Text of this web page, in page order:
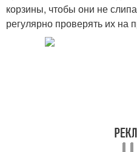
корзины, чтобы они не
регулярно проверять их на